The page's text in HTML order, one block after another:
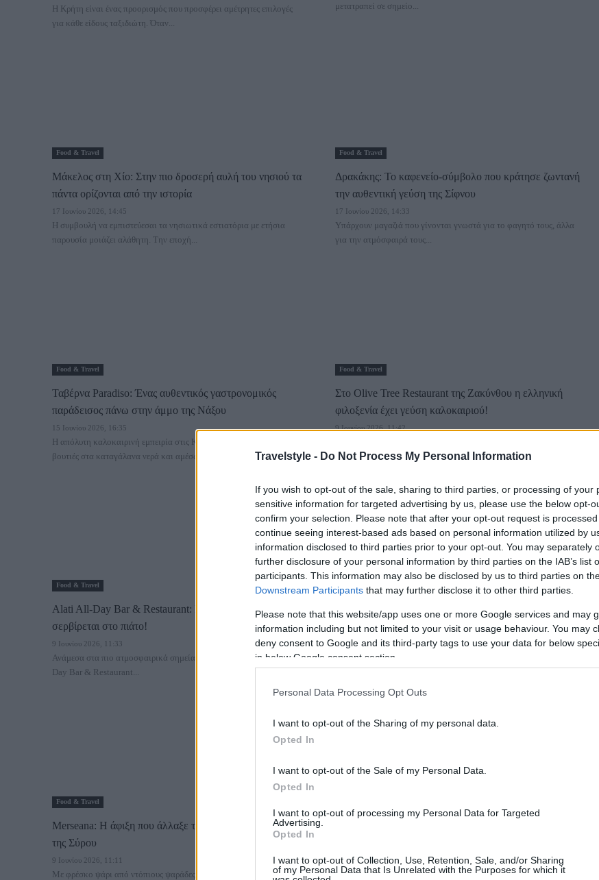
Travelstyle - Do Not Process My Personal Information
If you wish to opt-out of the sale, sharing to third parties, or processing of your
sensitive information for targeted advertising by us, please use the below opt-
confirm your selection. Please note that after your opt-out request is
continue seeing interest-based ads based on personal information utilized by
information disclosed to third parties prior to your opt-out. You may separately
further disclosure of your personal information by third parties on the IAB’s list
participants. This information may also be disclosed by us to third parties on
Downstream Participants that may further disclose it to other third parties.
Please note that this website/app uses one or more Google services and may
information including but not limited to your visit or usage behaviour. You may
deny consent to Google and its third-party tags to use your data for below
in below Google consent section.
Personal Data Processing Opt Outs
I want to opt-out of the Sharing of my personal data.
Opted In
I want to opt-out of the Sale of my Personal Data.
Opted In
I want to opt-out of processing my Personal Data for Targeted
Advertising.
Opted In
I want to opt-out of Collection, Use, Retention, Sale, and/or Sharing
of my Personal Data that Is Unrelated with the Purposes for which it
Η Κρήτη είναι ένας προορισμός που προσφέρει αμέτρητες επιλογές
για κάθε είδους ταξιδιώτη. Όταν...
μετατραπεί σε σημείο...
Food & Travel
Μάκελος στη Χίο: Στην πιο δροσερή αυλή του νησιού τα
πάντα ορίζονται από την ιστορία
17 Ιουνίου 2026, 14:45
Η συμβουλή να εμπιστεύεσαι τα νησιωτικά εστιατόρια με ετήσια
παρουσία μοιάζει αλάθητη. Την εποχή...
Food & Travel
Δρακάκης: Το καφενείο-σύμβολο που κράτησε ζωντανή
την αυθεντική γεύση της Σίφνου
17 Ιουνίου 2026, 14:33
Υπάρχουν μαγαζιά που γίνονται γνωστά για το φαγητό τους, άλλα
για την ατμόσφαιρά τους...
Food & Travel
Ταβέρνα Paradiso: Ένας αυθεντικός γαστρονομικός
παράδεισος πάνω στην άμμο της Νάξου
15 Ιουνίου 2026, 16:35
Η απόλυτη καλοκαιρινή εμπειρία στις Κυκλάδες περιλαμβάνει
βουτιές στα καταγάλανα νερά και αμέσως μετά...
Food & Travel
Στο Olive Tree Restaurant της Ζακύνθου η ελληνική
φιλοξενία έχει γεύση καλοκαιριού!
9 Ιουνίου 2026, 11:42
της Ζακύνθου, το Olive...
Food & Travel
Alati All-Day Bar & Restaurant: Εκεί που το Ιόνιο
σερβίρεται στο πιάτο!
9 Ιουνίου 2026, 11:33
Ανάμεσα στα πιο ατμοσφαιρικά σημεία της Κεφαλονιάς, το Alati All
Day Bar & Restaurant...
Food & Travel
Carne restaurant: Μια γαστρονομική εμπειρία με θέα τον
κόλπο του Ναβαρίνου!
9 Ιουνίου 2026, 11:16
Δημιουργική ελληνική κουζίνα, premium κοπές κρεάτων και
Food & Travel
Μerseana: Η άφιξη που άλλαξε το γαστρονομικό χάρτη
της Σύρου
9 Ιουνίου 2026, 11:11
Με φρέσκο ψάρι από ντόπιους ψαράδες, ξεχωριστές μακαρονάδες
Ρόδο!